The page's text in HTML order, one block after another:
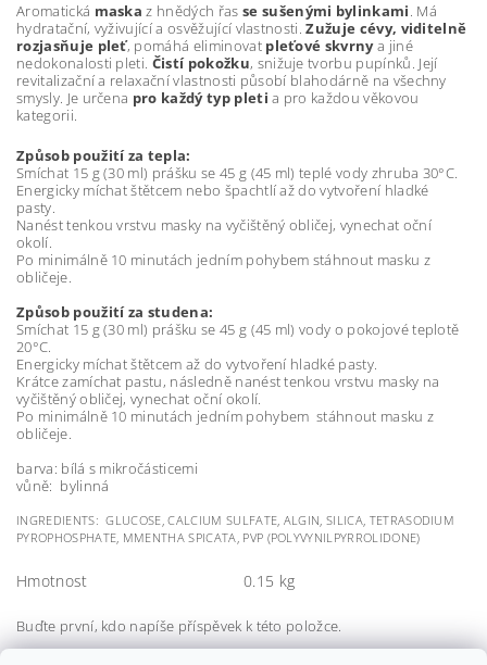
Aromatická maska z hnědých řas se sušenými bylinkami. Má
hydratační, vyživující a osvěžující vlastnosti.Zužuje cévy, viditelně
rozjasňuje pleť, pomáhá eliminovat pleťové skvrnya jiné
nedokonalosti pleti. Čistí pokožku, snižuje tvorbu pupínků. Její
revitalizační a relaxační vlastnosti působí blahodárně na všechny
smysly. Je určena pro každý typ pleti a pro každou věkovou
kategorii.
Způsob použití za tepla:
Smíchat 15 g (30 ml) prášku se 45 g (45 ml) teplé vody zhruba 30°C.
Energicky míchat štětcem nebo špachtlí až do vytvoření hladké
pasty.
Nanést tenkou vrstvu masky na vyčištěný obličej, vynechat oční
okolí.
Po minimálně 10 minutách jedním pohybem stáhnout masku z
obličeje.
Způsob použití za studena:
Smíchat 15 g (30 ml) prášku se 45 g (45 ml) vody o pokojové teplotě
20°C.
Energicky míchat štětcem až do vytvoření hladké pasty.
Krátce zamíchat pastu, následně nanést tenkou vrstvu masky na
vyčištěný obličej, vynechat oční okolí.
Po minimálně 10 minutách jedním pohybem stáhnout masku z
obličeje.
barva: bílá s mikročásticemi
vůně: bylinná
INGREDIENTS: GLUCOSE, CALCIUM SULFATE, ALGIN, SILICA, TETRASODIUM
PYROPHOSPHATE, MMENTHA SPICATA, PVP (POLYVYNILPYRROLIDONE)
Hmotnost 0.15 kg
Buďte první, kdo napíše příspěvek k této položce.